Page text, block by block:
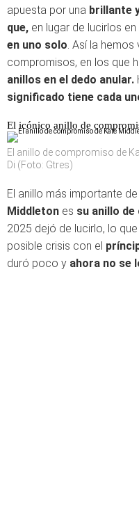
apuesta por una brillante
que, en lugar de lucirlos
en uno solo. Así la hemos
compromisos, en los que
anillos en el dedo anular.
significado tiene cada
El icónico anillo de
El anillo de compromiso de
Di (Foto: Gtres)
El anillo más importante
Middleton es su anillo
2025 dejó de lucirlo, lo
posible crisis con el
duró poco y ahora no se